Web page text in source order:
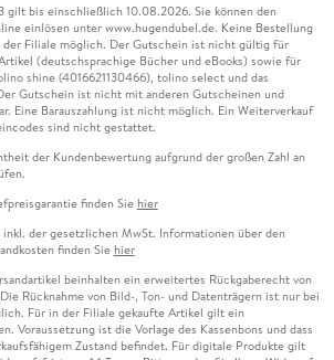
gilt bis einschließlich 10.08.2026. Sie können den
einlösen unter www.hugendubel.de. Keine Bestellung
der Filiale möglich. Der Gutschein ist nicht gültig für
(deutschsprachige Bücher und eBooks) sowie für
shine (4016621130466), tolino select und das
Gutschein ist nicht mit anderen Gutscheinen und
Eine Barauszahlung ist nicht möglich. Ein Weiterverkauf
sind nicht gestattet.
der Kundenbewertung aufgrund der großen Zahl an
finden Sie hier
der gesetzlichen MwSt. Informationen über den
finden Sie hier
beinhalten ein erweitertes Rückgaberecht von
Rücknahme von Bild-, Ton- und Datenträgern ist nur bei
Für in der Filiale gekaufte Artikel gilt ein
Voraussetzung ist die Vorlage des Kassenbons und dass
Zustand befindet. Für digitale Produkte gilt